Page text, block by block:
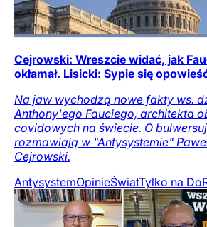
Cejrowski: Wreszcie widać, jak
okłamał. Lisicki: Sypie się
Na jaw wychodzą nowe fakty ws.
Anthony'ego Fauciego, architekta
covidowych na świecie. O
rozmawiają w "Antysystemie"
Cejrowski.
AntysystemOpinieŚwiatTylko na